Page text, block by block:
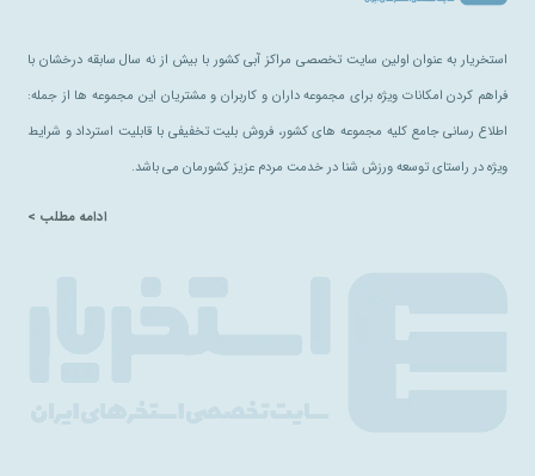
استخریار به عنوان اولین سایت تخصصی مراکز آبی کشور با بیش از نه سال سابقه درخشان با
فراهم کردن امکانات ویژه برای مجموعه داران و کاربران و مشتریان این مجموعه ها از جمله:
اطلاع رسانی جامع کلیه مجموعه های کشور، فروش بلیت تخفیفی با قابلیت استرداد و شرایط
ویژه در راستای توسعه ورزش شنا در خدمت مردم عزیز کشورمان می باشد.
ادامه مطلب >